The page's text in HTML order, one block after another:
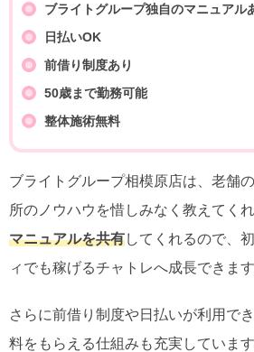
ブライトグループ独自のマニュアル
日払いOK
前借り制度あり
50歳まで勤務可能
整体施術無料
ブライトグループ相模原店は、老舗
所のノウハウを惜しみなく教えてく
マニュアルを共有してくれるので、
ィでも稼げるチャトレへ成長できます
さらに前借り制度や日払いが利用で
料をもらえる仕組みも充実していま